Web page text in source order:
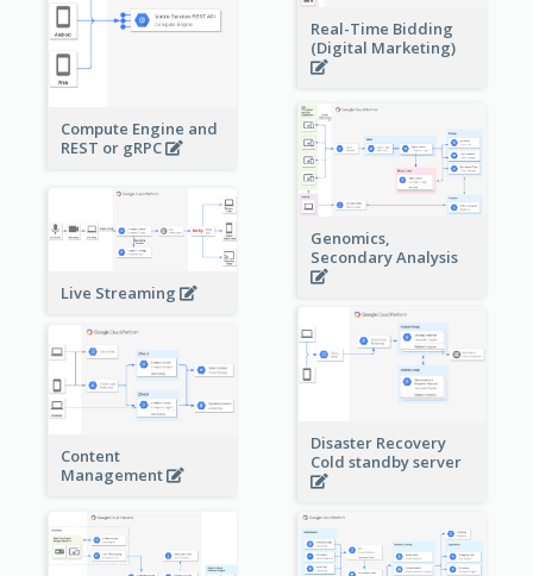
Real-Time Bidding
(Digital Marketing)
Compute Engine and
REST or gRPC
Genomics,
Secondary Analysis
Live Streaming
Disaster Recovery
Cold standby server
Content
Management